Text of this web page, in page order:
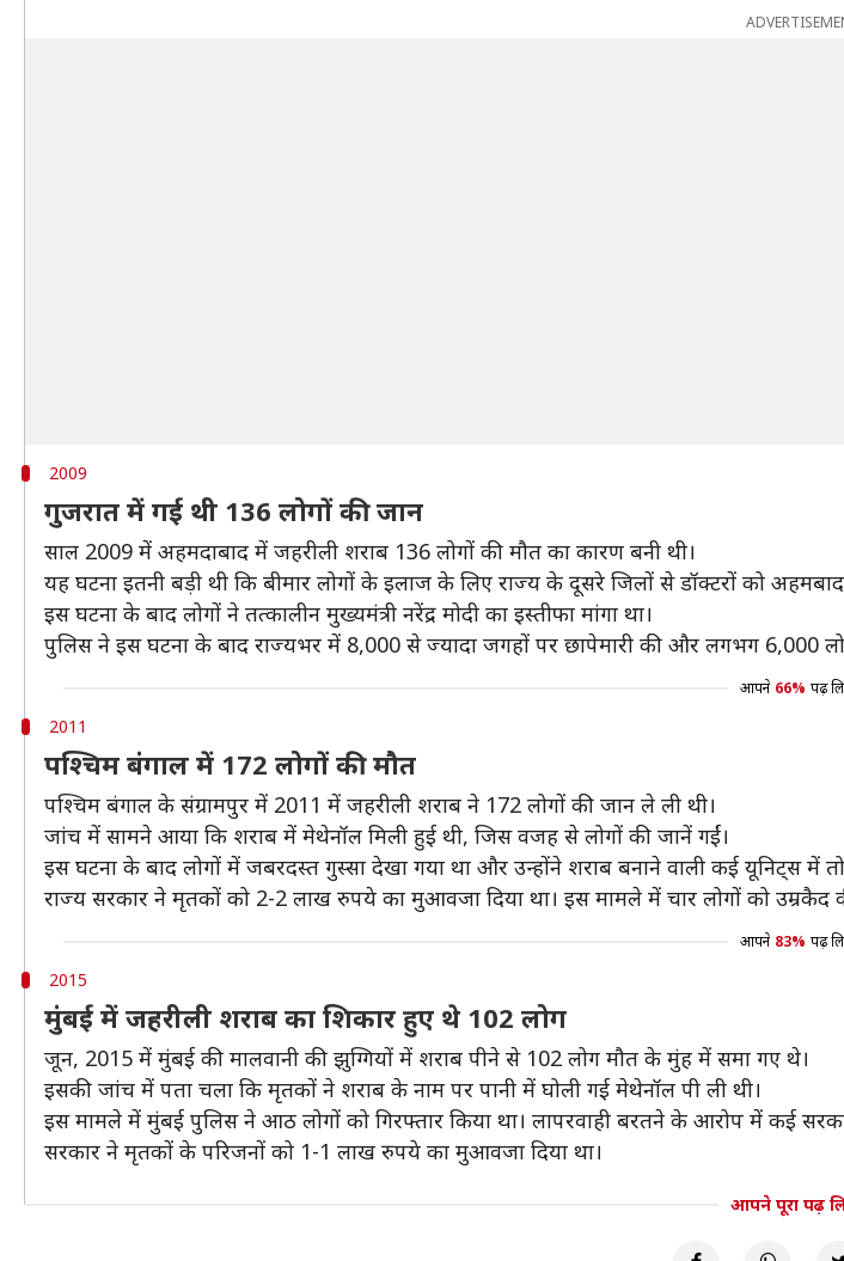
2009
गुजरात में गई थी 136 लोगों की जान
साल 2009 में अहमदाबाद में जहरीली शराब 136 लोगों की मौत का कारण बनी थी।
यह घटना इतनी बड़ी थी कि बीमार लोगों के इलाज के लिए राज्य के दूसरे जिलों से डॉक्टरों को
इस घटना के बाद लोगों ने तत्कालीन मुख्यमंत्री नरेंद्र मोदी का इस्तीफा मांगा था।
पुलिस ने इस घटना के बाद राज्यभर में 8,000 से ज्यादा जगहों पर छापेमारी की और लगभग 6,000
आपने 66% पढ़
2011
पश्चिम बंगाल में 172 लोगों की मौत
पश्चिम बंगाल के संग्रामपुर में 2011 में जहरीली शराब ने 172 लोगों की जान ले ली थी।
जांच में सामने आया कि शराब में मेथेनॉल मिली हुई थी, जिस वजह से लोगों की जानें गईं।
इस घटना के बाद लोगों में जबरदस्त गुस्सा देखा गया था और उन्होंने शराब बनाने वाली कई यूनिट्स में
राज्य सरकार ने मृतकों को 2-2 लाख रुपये का मुआवजा दिया था। इस मामले में चार लोगों को उम्रकैद
आपने 83% पढ़
2015
मुंबई में जहरीली शराब का शिकार हुए थे 102 लोग
जून, 2015 में मुंबई की मालवानी की झुग्गियों में शराब पीने से 102 लोग मौत के मुंह में समा गए थे।
इसकी जांच में पता चला कि मृतकों ने शराब के नाम पर पानी में घोली गई मेथेनॉल पी ली थी।
इस मामले में मुंबई पुलिस ने आठ लोगों को गिरफ्तार किया था। लापरवाही बरतने के आरोप में कई
सरकार ने मृतकों के परिजनों को 1-1 लाख रुपये का मुआवजा दिया था।
आपने पूरा पढ़